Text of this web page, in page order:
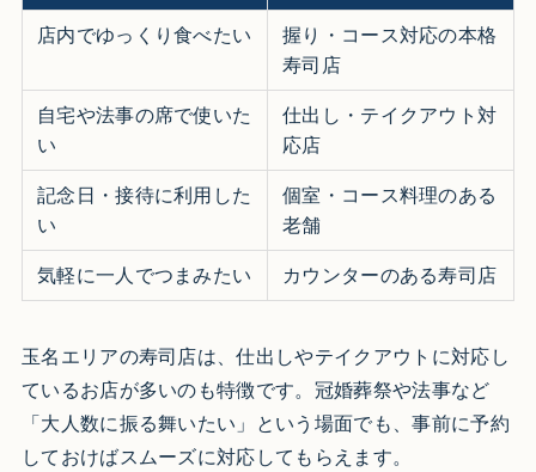
店内でゆっくり食べたい
握り・コース対応の本格
寿司店
自宅や法事の席で使いた
い
仕出し・テイクアウト対
応店
記念日・接待に利用した
い
個室・コース料理のある
老舗
気軽に一人でつまみたい カウンターのある寿司店
玉名エリアの寿司店は、仕出しやテイクアウトに対応し
ているお店が多いのも特徴です。冠婚葬祭や法事など
「大人数に振る舞いたい」という場面でも、事前に予約
しておけばスムーズに対応してもらえます。